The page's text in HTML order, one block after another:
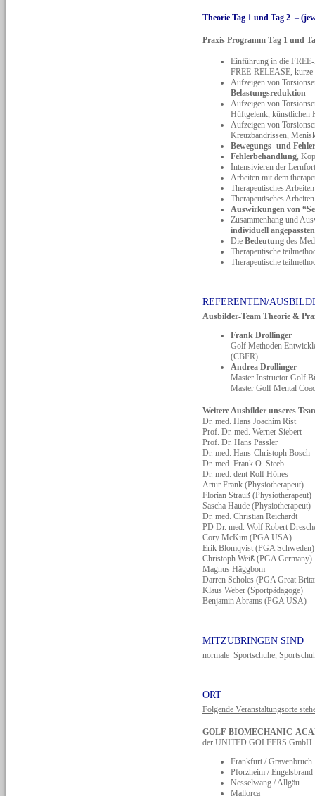
Theorie Tag 1 und Tag 2 –
Praxis Programm Tag 1 und
Einführung in die
FREE-RELEASE, kurze
Aufzeigen von
Belastungsreduktion
Aufzeigen von
Hüftgelenk, künstlichen
Aufzeigen von
Kreuzbandrissen,
Bewegungs- und
Fehlerbehandlung ,
Intensivieren der
Arbeiten mit dem
Therapeutisches
Therapeutisches
Auswirkungen von
Zusammenhang und
individuell
Die Bedeutung des
Therapeutische
Therapeutische
REFERENTEN/
Ausbilder-Team Theorie &
Frank Drollinger
Golf Methoden
(CBFR)
Andrea Drollinger
Master Instructor Golf
Master Golf Mental
Weitere Ausbilder unseres
Dr. med. Hans Joachim Rist
Prof. Dr. med. Werner Siebert
Prof. Dr. Hans Pässler
Dr. med. Hans-Christoph Bosch
Dr. med. Frank O. Steeb
Dr. med. dent Rolf Hönes
Artur Frank (Physiotherapeut)
Florian Strauß (Physiotherapeut)
Sascha Haude (Physiotherapeut)
Dr. med. Christian Reichardt
PD Dr. med. Wolf Robert
Cory McKim (PGA USA)
Erik Blomqvist (PGA Schweden)
Christoph Weiß (PGA Germany)
Magnus Häggbom
Darren Scholes (PGA Great
Klaus Weber (Sportpädagoge)
Benjamin Abrams (PGA USA)
MITZUBRINGEN SIND
normale Sportschuhe,
ORT
Folgende Veranstaltungsorte
GOLF-BIOMECHANIC-
der UNITED GOLFERS GmbH
Frankfurt / Gravenbruch
Pforzheim / Engelsbrand
Nesselwang / Allgäu
Mallorca